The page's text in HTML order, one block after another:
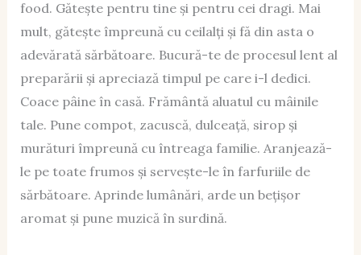
food. Gătește pentru tine și pentru cei dragi. Mai
mult, gătește împreună cu ceilalți și fă din asta o
adevărată sărbătoare. Bucură-te de procesul lent al
preparării și apreciază timpul pe care i-l dedici.
Coace pâine în casă. Frământă aluatul cu mâinile
tale. Pune compot, zacuscă, dulceață, sirop și
murături împreună cu întreaga familie. Aranjează-
le pe toate frumos și servește-le în farfuriile de
sărbătoare. Aprinde lumânări, arde un bețișor
aromat și pune muzică în surdină.